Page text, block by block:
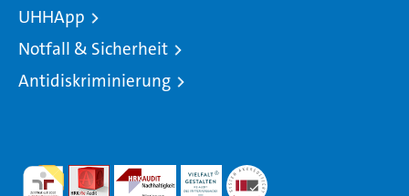
UHHApp
Notfall & Sicherheit
Antidiskriminierung